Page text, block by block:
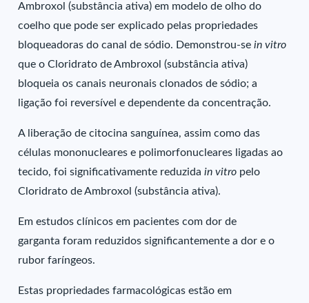
Ambroxol (substância ativa) em modelo de olho do
coelho que pode ser explicado pelas propriedades
bloqueadoras do canal de sódio. Demonstrou-se in vitro
que o Cloridrato de Ambroxol (substância ativa)
bloqueia os canais neuronais clonados de sódio; a
ligação foi reversível e dependente da concentração.
A liberação de citocina sanguínea, assim como das
células mononucleares e polimorfonucleares ligadas ao
tecido, foi significativamente reduzidain vitro pelo
Cloridrato de Ambroxol (substância ativa).
Em estudos clínicos em pacientes com dor de
garganta foram reduzidos significantemente a dor e o
rubor faríngeos.
Estas propriedades farmacológicas estão em